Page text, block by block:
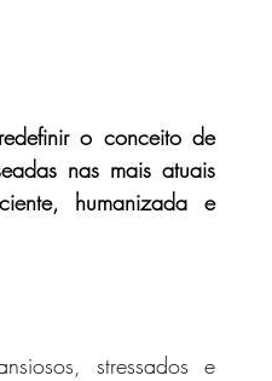
o conceito de
nas mais atuais
humanizada e
stressados e